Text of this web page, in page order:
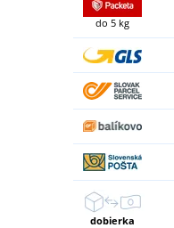
do 5 kg
dobierka